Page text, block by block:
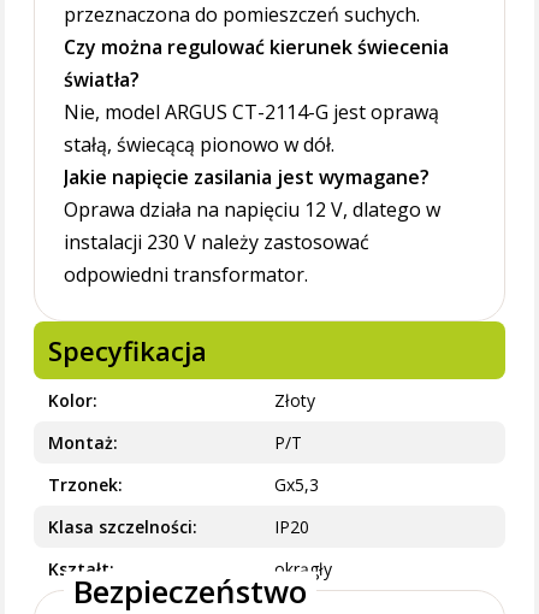
przeznaczona do pomieszczeń suchych.
Czy można regulować kierunek świecenia
światła?
Nie, model ARGUS CT-2114-G jest oprawą
stałą, świecącą pionowo w dół.
Jakie napięcie zasilania jest wymagane?
Oprawa działa na napięciu 12 V, dlatego w
instalacji 230 V należy zastosować
odpowiedni transformator.
Specyfikacja
Kolor
Złoty
Montaż
P/T
Trzonek
Gx5,3
Klasa szczelności
IP20
Kształt
okrągły
Bezpieczeństwo